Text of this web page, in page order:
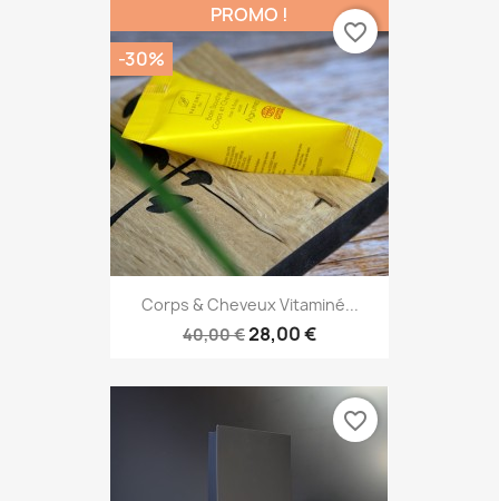
Corps & Cheveux Vitaminé...
40,00 €28,00 €
PROMO !
-30%
favorite_border
favorite_border